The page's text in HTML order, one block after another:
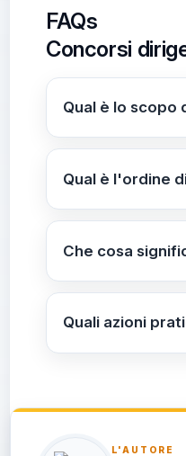
FAQs
Concorsi
Qual è lo scopo
La rettifica
Qual è l'ordine
Sequenza: 1)
Che cosa
È applicato in
Quali azioni
Verificare la
L'AUTORE